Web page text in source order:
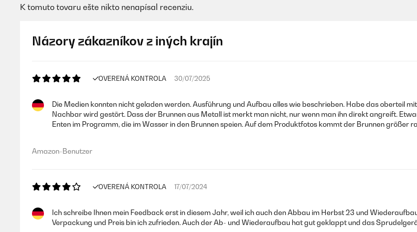
K tomuto tovaru ešte nikto nenapísal recenziu.
Názory zákazníkov z iných krajín
OVERENÁ KONTROLA 30/07/2025
Die Medien konnten nicht geladen werden. Ausführung und Aufbau alles wie beschrieben. Habe das oberteil
Nachbar wird gestört. Dass der Brunnen aus Metall ist merkt man nicht, nur wenn man ihn direkt angreift.
Enten im Programm, die im Wasser in den Brunnen speien. Auf dem Produktfotos kommt der Brunnen größer
Amazon-Benutzer
OVERENÁ KONTROLA 17/07/2024
Ich schreibe Ihnen mein Feedback erst in diesem Jahr, weil ich auch den Abbau im Herbst 23 und
Verpackung und Preis bin ich zufrieden. Auch der Ab- und Wiederaufbau hat gut geklappt und das